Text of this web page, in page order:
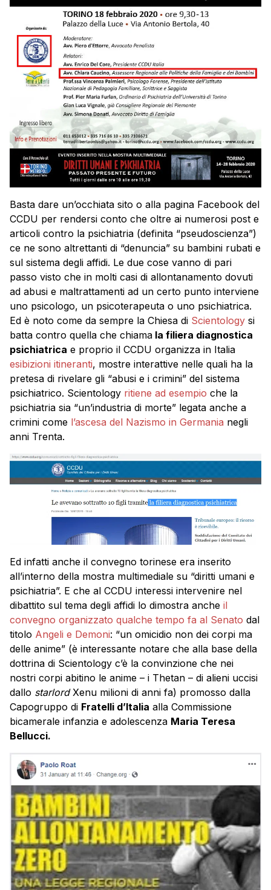
Basta dare un’occhiata sito o alla pagina Facebook del
CCDU per rendersi conto che oltre ai numerosi post e
articoli contro la psichiatria (definita “pseudoscienza”)
ce ne sono altrettanti di “denuncia” su bambini rubati e
sul sistema degli affidi. Le due cose vanno di pari
passo visto che in molti casi di allontanamento dovuti
ad abusi e maltrattamenti ad un certo punto interviene
uno psicologo, un psicoterapeuta o uno psichiatrica.
Ed è noto come da sempre la Chiesa di Scientology si
batta contro quella che chiama la filiera diagnostica
psichiatrica e proprio il CCDU organizza in Italia
esibizioni itineranti, mostre interattive nelle quali ha la
pretesa di rivelare gli “abusi e i crimini” del sistema
psichiatrico. Scientology ritiene ad esempio che la
psichiatria sia “un’industria di morte” legata anche a
crimini come l’ascesa del Nazismo in Germania negli
anni Trenta.
Ed infatti anche il convegno torinese era inserito
all’interno della mostra multimediale su “diritti umani e
psichiatria”. E che al CCDU interessi intervenire nel
dibattito sul tema degli affidi lo dimostra anche il
convegno organizzato qualche tempo fa al Senato dal
titolo Angeli e Demoni: “un omicidio non dei corpi ma
delle anime” (è interessante notare che alla base della
dottrina di Scientology c’è la convinzione che nei
nostri corpi abitino le anime – i Thetan – di alieni uccisi
dallo starlord Xenu milioni di anni fa) promosso dalla
Capogruppo di Fratelli d’Italia alla Commissione
bicamerale infanzia e adolescenza Maria Teresa
Bellucci.